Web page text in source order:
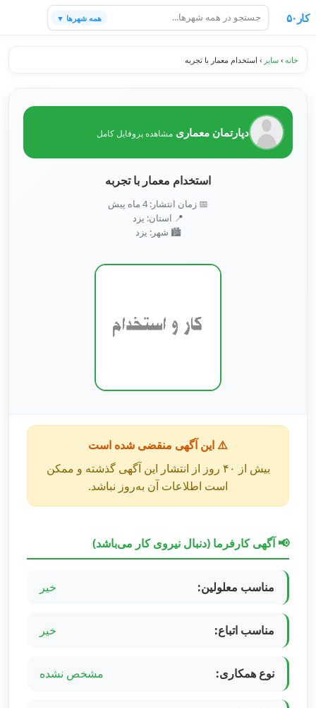
کار۵۰ همه شهرها ▼
خانه › سایر › استخدام معمار با تجربه
دپارتمان معماری مشاهده پروفایل کامل
استخدام معمار با تجربه
📅 زمان انتشار: 4 ماه پیش
📍 استان: یزد
🏙️ شهر: یزد
⚠️ این آگهی منقضی شده است
بیش از ۴۰ روز از انتشار این آگهی گذشته و ممکن
است اطلاعات آن به‌روز نباشد.
📢 آگهی کارفرما (دنبال نیروی کار می‌باشد)
مناسب معلولین: خیر
مناسب اتباع: خیر
نوع همکاری: مشخص نشده